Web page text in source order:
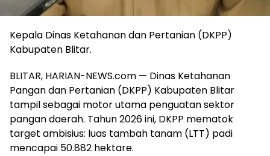
Kepala Dinas Ketahanan dan Pertanian (DKPP)
Kabupaten Blitar.
BLITAR, HARIAN-NEWS.com — Dinas Ketahanan
Pangan dan Pertanian (DKPP) Kabupaten Blitar
tampil sebagai motor utama penguatan sektor
pangan daerah. Tahun 2026 ini, DKPP mematok
target ambisius: luas tambah tanam (LTT) padi
mencapai 50.882 hektare.